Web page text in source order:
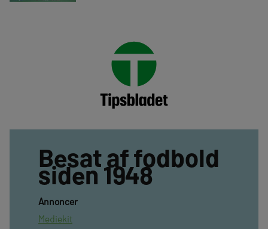
Besat af fodbold
siden 1948
Annoncer
Mediekit